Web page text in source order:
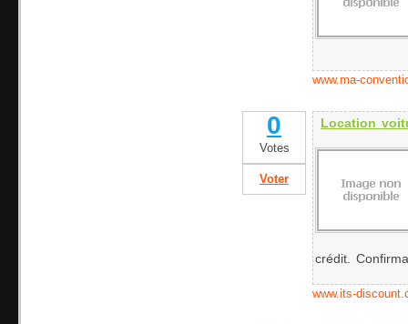
www.ma-
0
Votes
Voter
Location
crédit.
www.its-